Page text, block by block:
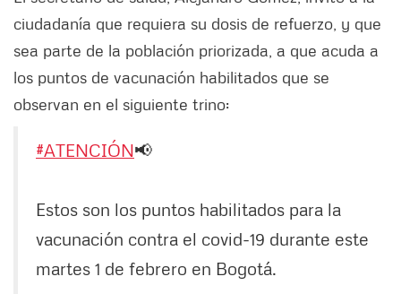
ciudadanía que requiera su dosis de refuerzo, y que
sea parte de la población priorizada, a que acuda a
los puntos de vacunación habilitados que se
observan en el siguiente trino:
#ATENCIÓN📢
Estos son los puntos habilitados para la
vacunación contra el covid-19 durante este
martes 1 de febrero en Bogotá.